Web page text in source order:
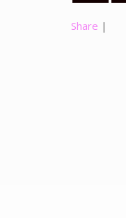
Share |